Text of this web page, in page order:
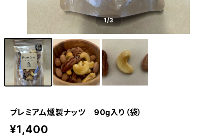
1/3
プレミアム燻製ナッツ 90g入り（袋）
¥1,400